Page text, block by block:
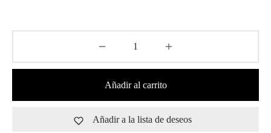
Añadir al carrito
Añadir a la lista de deseos